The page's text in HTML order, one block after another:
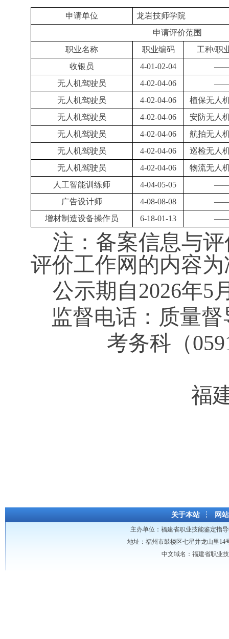
申请单位
龙岩技师学院
申请评价范围
职业名称
职业编码 工种/职
收银员
4-01-02-04
无人机驾驶员
4-02-04-06
无人机驾驶员
4-02-04-06
植保无人
无人机驾驶员
4-02-04-06
安防无人
无人机驾驶员
4-02-04-06
航拍无人
无人机驾驶员
4-02-04-06
巡检无人
无人机驾驶员
4-02-04-06
物流无人
人工智能训练师
4-04-05-05
广告设计师
4-08-08-08
增材制造设备操作员
6-18-01-13
注：备案信息与
评价工作网的内容
公示期自2026年5
监督电话：质量
考务科（
福
关于本站 网
主办单位： 福建省职业技能鉴定指
地址：福州市鼓楼区七星井龙山里14
中文域名：福建省职业